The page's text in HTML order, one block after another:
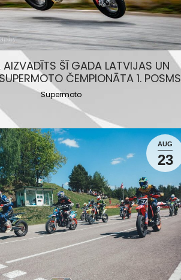
ŠĪ GADA LATVIJAS UN
ČEMPIONĀTA 1. POSMS
Supermoto
AUG
23